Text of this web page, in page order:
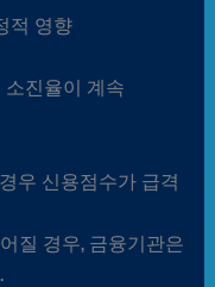
적 영향
진율이 계속
우 신용점수가 급격
질 경우, 금융기관은